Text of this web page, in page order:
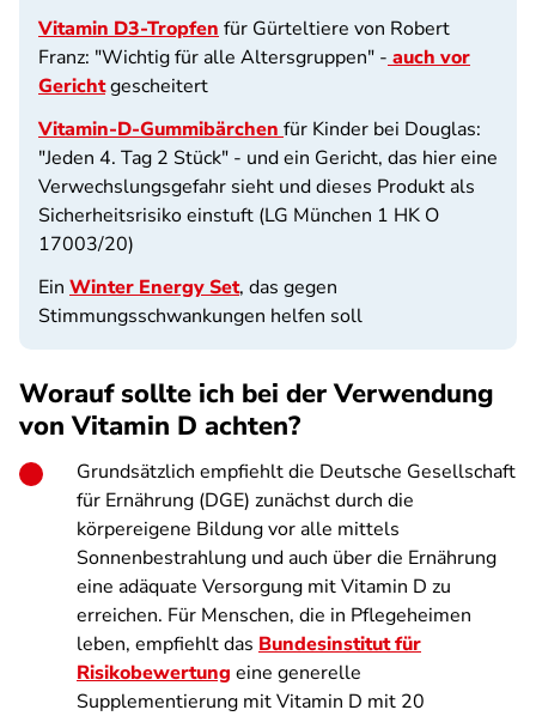
Vitamin D3-Tropfen für Gürteltiere von Robert
Franz: "Wichtig für alle Altersgruppen" - auch vor
Gerichtgescheitert
Vitamin-D-Gummibärchen für Kinder bei Douglas:
"Jeden 4. Tag 2 Stück" - und ein Gericht, das hier eine
Verwechslungsgefahr sieht und dieses Produkt als
Sicherheitsrisiko einstuft (LG München 1 HK O
17003/20)
Ein Winter Energy Set, das gegen
Stimmungsschwankungen helfen soll
Worauf sollte ich bei der Verwendung
von Vitamin D achten?
Grundsätzlich empfiehlt die Deutsche Gesellschaft
für Ernährung (DGE) zunächst durch die
körpereigene Bildung vor alle mittels
Sonnenbestrahlung und auch über die Ernährung
eine adäquate Versorgung mit Vitamin D zu
erreichen. Für Menschen, die in Pflegeheimen
leben, empfiehlt das Bundesinstitut für
Risikobewertung eine generelle
Supplementierung mit Vitamin D mit 20